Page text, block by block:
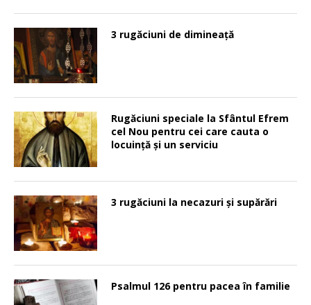
3 rugăciuni de dimineață
Rugăciuni speciale la Sfântul Efrem
cel Nou pentru cei care cauta o
locuinţă şi un serviciu
3 rugăciuni la necazuri și supărări
Psalmul 126 pentru pacea în familie